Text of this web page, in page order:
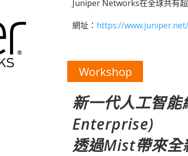
Juniper Networks在全球共有
網址： https://www.juniper.net/
Workshop
新一代人工智
Enterprise)
透過Mist帶來全